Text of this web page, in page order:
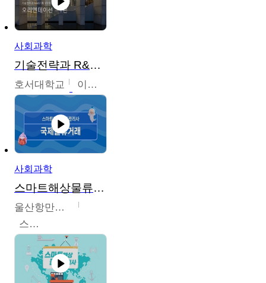
사회과학
기술전략과 R&D기획
호서대학교 이원희
사회과학
스마트해상물류관리사 교육과정
울산항만공사
스마트해상물류관리사 교육위원회